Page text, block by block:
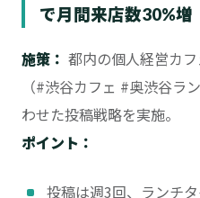
で月間来店数30%増
施策： 都内の個人経営カ
（#渋谷カフェ #奥渋谷ラ
わせた投稿戦略を実施。
ポイント：
投稿は週3回、ランチ